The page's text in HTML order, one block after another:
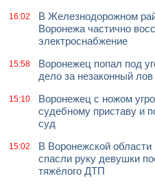
16:02
В Железнодорожном
Воронежа частично
электроснабжение
15:58
Воронежец попал под
дело за незаконный
15:10
Воронежец с ножом
судебному приставу и
суд
15:02
В Воронежской области
спасли руку девушки
тяжёлого ДТП